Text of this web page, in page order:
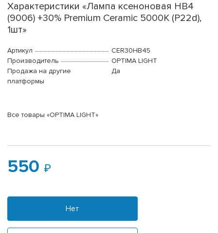
Характеристики «Лампа ксеноновая HB4
(9006) +30% Premium Ceramic 5000K (P22d),
1шт»
Артикул
CER30HB45
Производитель
OPTIMA LIGHT
Продажа на другие
платформы
Да
Все товары «OPTIMA LIGHT»
550
Нет